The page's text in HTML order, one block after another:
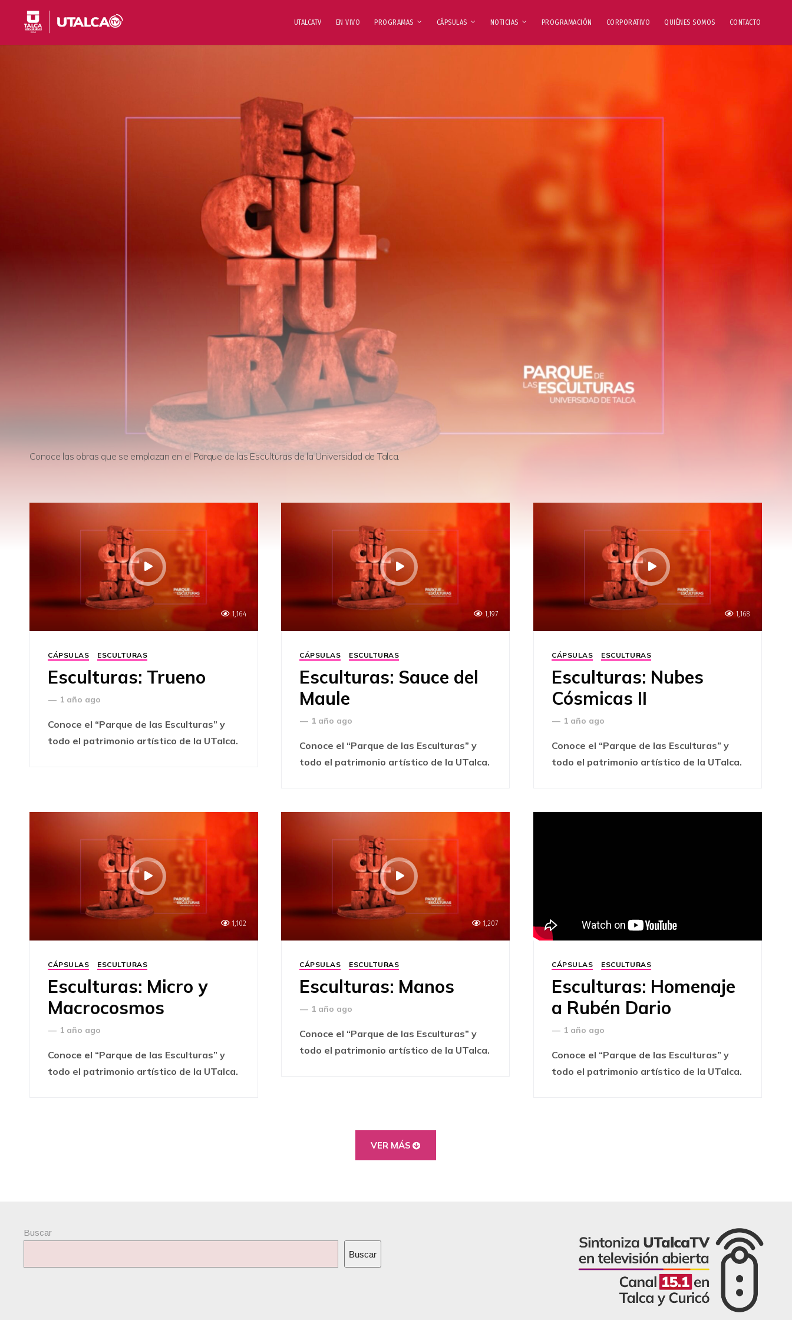
UTALCATV EN VIVO PROGRAMAS CÁPSULAS NOTICIAS PROGRAMACIÓN CORPORATIVO QUIÉNES SOMOS CONTACTO
Conoce las obras que se emplazan en el Parque de las Esculturas de la Universidad de Talca.
1,164
CÁPSULAS ESCULTURAS
Esculturas: Trueno
— 1 año ago
Conoce el “Parque de las Esculturas” y
todo el patrimonio artístico de la UTalca.
1,197
CÁPSULAS ESCULTURAS
Esculturas: Sauce del
Maule
— 1 año ago
Conoce el “Parque de las Esculturas” y
todo el patrimonio artístico de la UTalca.
1,168
CÁPSULAS ESCULTURAS
Esculturas: Nubes
Cósmicas II
— 1 año ago
Conoce el “Parque de las Esculturas” y
todo el patrimonio artístico de la UTalca.
1,102
CÁPSULAS ESCULTURAS
Esculturas: Micro y
Macrocosmos
— 1 año ago
Conoce el “Parque de las Esculturas” y
todo el patrimonio artístico de la UTalca.
1,207
CÁPSULAS ESCULTURAS
Esculturas: Manos
— 1 año ago
Conoce el “Parque de las Esculturas” y
todo el patrimonio artístico de la UTalca.
CÁPSULAS ESCULTURAS
Esculturas: Homenaje
a Rubén Dario
— 1 año ago
Conoce el “Parque de las Esculturas” y
todo el patrimonio artístico de la UTalca.
VER MÁS
Buscar
Buscar